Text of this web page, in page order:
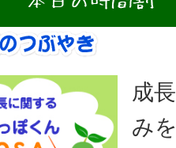
成
み